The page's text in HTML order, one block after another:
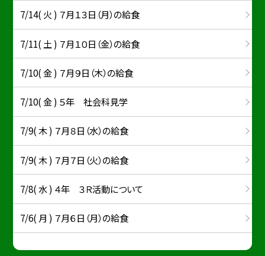
7/14( 火 ) ７月１３日（月）の給食
7/11( 土 ) ７月１０日（金）の給食
7/10( 金 ) ７月９日（木）の給食
7/10( 金 ) ５年 社会科見学
7/9( 木 ) ７月８日（水）の給食
7/9( 木 ) ７月７日（火）の給食
7/8( 水 ) ４年 ３Ｒ活動について
7/6( 月 ) ７月６日（月）の給食